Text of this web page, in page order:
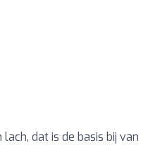
dat is de basis bij van